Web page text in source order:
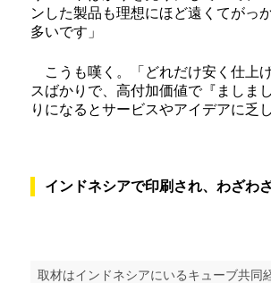
ンした製品も理想にほど遠くてがっ
多いです」
こうも嘆く。「どれだけ安く仕上
スばかりで、高付加価値で『ましま
りになるとサービスやアイデアに乏
インドネシアで印刷され、わざわ
取材はインドネシアにいるキューブ共同